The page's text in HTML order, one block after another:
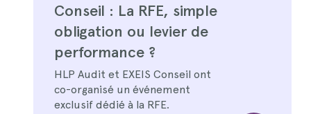
Conseil : La RFE, simple
obligation ou levier de
performance ?
HLP Audit et EXEIS Conseil ont
co-organisé un événement
exclusif dédié à la RFE.